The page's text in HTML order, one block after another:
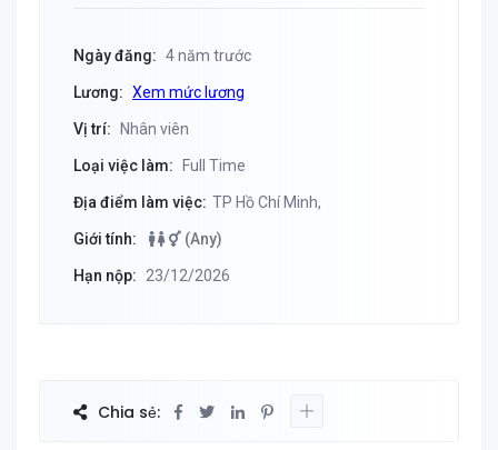
Ngày đăng: 4 năm trước
Lương: Xem mức lương
Vị trí: Nhân viên
Loại việc làm: Full Time
Địa điểm làm việc: TP Hồ Chí Minh,
Giới tính: (Any)
Hạn nộp: 23/12/2026
Chia sẻ: